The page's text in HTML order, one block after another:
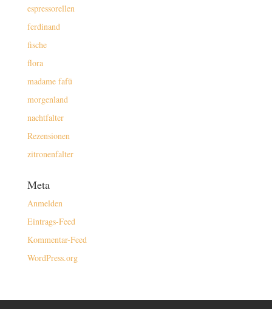
espressorellen
ferdinand
fische
flora
madame fafü
morgenland
nachtfalter
Rezensionen
zitronenfalter
Meta
Anmelden
Eintrags-Feed
Kommentar-Feed
WordPress.org